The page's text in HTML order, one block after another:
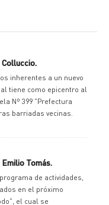
inherentes a un nuevo
tiene como epicentro al
Nº 399 "Prefectura
barriadas vecinas.
Tomás.
de actividades,
en el próximo
el cual se